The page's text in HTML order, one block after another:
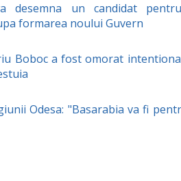
desemna un candidat
formarea noului Guvern
Boboc a fost omorat
Odesa: "Basarabia va fi